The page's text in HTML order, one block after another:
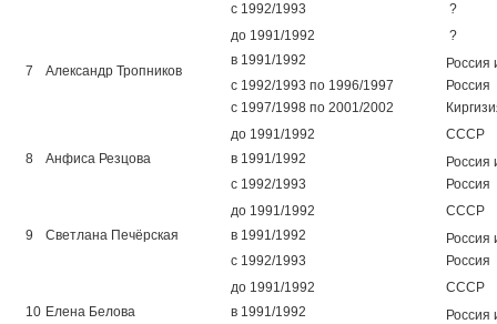
с 1992/1993
?
7 Александр Тропников
до 1991/1992
?
в 1991/1992
Россия
с 1992/1993 по 1996/1997
Россия
с 1997/1998 по 2001/2002
8 Анфиса Резцова
до 1991/1992
СССР
в 1991/1992
Россия
с 1992/1993
Россия
9 Светлана Печёрская
до 1991/1992
СССР
в 1991/1992
Россия
с 1992/1993
Россия
10 Елена Белова
до 1991/1992
СССР
в 1991/1992
Россия